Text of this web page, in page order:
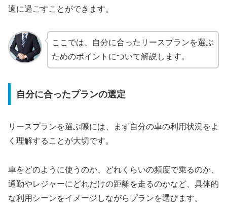
適に過ごすことができます。
ここでは、自分に合ったリースプランを選ぶ
ためのポイントについて解説します。
自分に合ったプランの選定
リースプランを選ぶ際には、まず自分の車の利用状況をよ
く理解することが大切です。
車をどのように使うのか、どれくらいの頻度で乗るのか、
通勤やレジャーにどれだけの距離を走るのかなど、具体的
な利用シーンをイメージしながらプランを選びます。